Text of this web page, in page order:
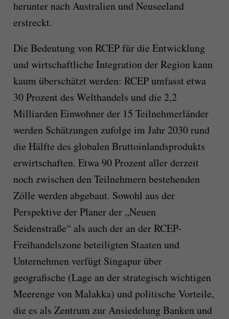
herunter nach Australien und Neuseeland
erstreckt.
Die Bedeutung von RCEP für die Entwicklung
und wirtschaftliche Integration der Region kann
kaum überschätzt werden: RCEP umfasst etwa
30 Prozent des Welthandels und die 2,2
Milliarden Einwohner der 15 Teilnehmerländer
werden Schätzungen zufolge im Jahr 2030 rund
die Hälfte des globalen Bruttoinlandsprodukts
erwirtschaften. Etwa 90 Prozent aller derzeit
noch zwischen den Teilnehmern bestehenden
Zölle werden abgebaut. Sowohl aus der
Perspektive der Planer der „Neuen
Seidenstraße“ als auch der an der RCEP-
Freihandelszone beteiligten Staaten und
Unternehmen verfügt Singapur über
geografische (Lage an der strategisch wichtigen
Meerenge von Malakka) und politische Vorteile,
die es als Zentrum zur Ansiedelung Banken und